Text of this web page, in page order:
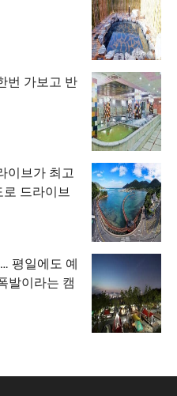
번 가보고 반
이브가 최고
드라이브
평일에도 예
발이라는 캠